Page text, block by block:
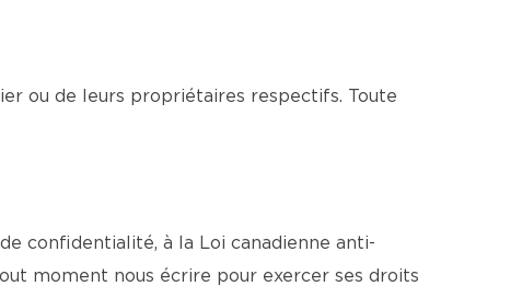
ou de leurs propriétaires respectifs. Toute
confidentialité, à la Loi canadienne anti-
moment nous écrire pour exercer ses droits